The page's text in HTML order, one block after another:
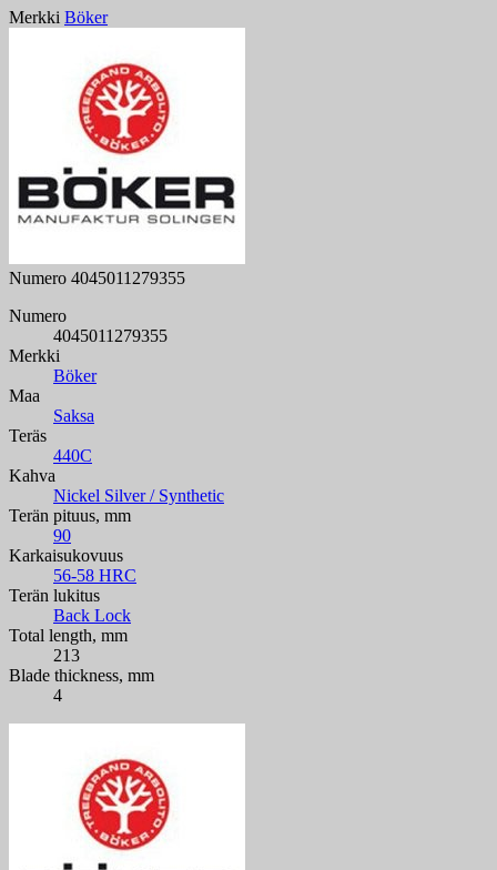
Merkki Böker
Numero 4045011279355
Numero
4045011279355
Merkki
Böker
Maa
Saksa
Teräs
440C
Kahva
Nickel Silver / Synthetic
Terän pituus, mm
90
Karkaisukovuus
56-58 HRC
Terän lukitus
Back Lock
Total length, mm
213
Blade thickness, mm
4